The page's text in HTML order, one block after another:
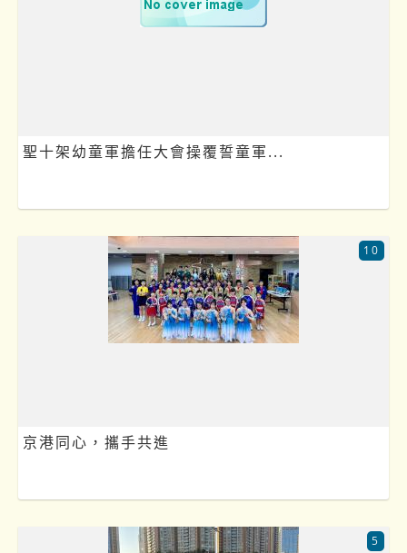
聖十架幼童軍擔任大會操覆誓童軍...
京港同心，攜手共進
10
5